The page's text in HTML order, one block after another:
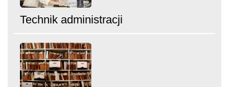
Technik administracji